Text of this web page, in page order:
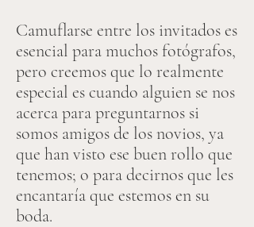
Camuflarse entre los invitados es
esencial para muchos fotógrafos,
pero creemos que lo realmente
especial es cuando alguien se nos
acerca para preguntarnos si
somos amigos de los novios, ya
que han visto ese buen rollo que
tenemos; o para decirnos que les
encantaría que estemos en su
boda.